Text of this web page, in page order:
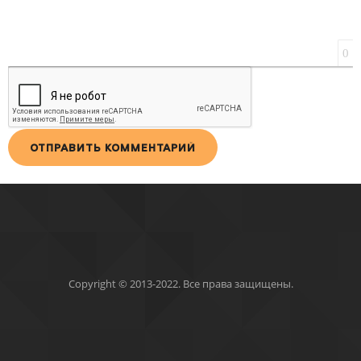
0
ОТПРАВИТЬ КОММЕНТАРИЙ
Copyright © 2013-2022. Все права защищены.